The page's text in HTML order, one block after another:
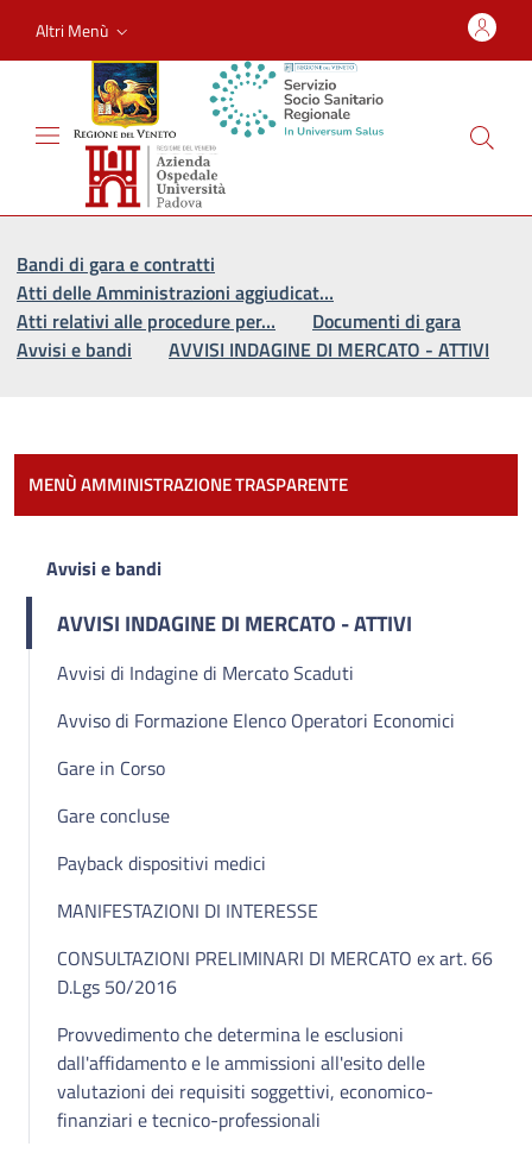
Altri Menù
Bandi di gara e contratti
Atti delle Amministrazioni aggiudicat…
Atti relativi alle procedure per…
Documenti di gara
Avvisi e bandi
AVVISI INDAGINE DI MERCATO - ATTIVI
MENÙ AMMINISTRAZIONE TRASPARENTE
Avvisi e bandi
AVVISI INDAGINE DI MERCATO - ATTIVI
Avvisi di Indagine di Mercato Scaduti
Avviso di Formazione Elenco Operatori Economici
Gare in Corso
Gare concluse
Payback dispositivi medici
MANIFESTAZIONI DI INTERESSE
CONSULTAZIONI PRELIMINARI DI MERCATO ex art. 66
D.Lgs 50/2016
Provvedimento che determina le esclusioni
dall'affidamento e le ammissioni all'esito delle
valutazioni dei requisiti soggettivi, economico-
finanziari e tecnico-professionali